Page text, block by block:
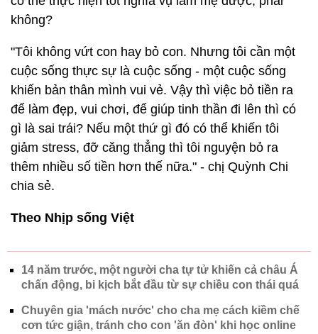
không?
"Tôi không vứt con hay bỏ con. Nhưng tôi cần một
cuộc sống thực sự là cuộc sống - một cuộc sống
khiến bản thân mình vui vẻ. Vậy thì việc bỏ tiền ra
để làm đẹp, vui chơi, để giúp tinh thần đi lên thì có
gì là sai trái? Nếu một thứ gì đó có thể khiến tôi
giảm stress, đỡ căng thẳng thì tôi nguyện bỏ ra
thêm nhiều số tiền hơn thế nữa." - chị Quỳnh Chi
chia sẻ.
Theo Nhịp sống Việt
14 năm trước, một người cha tự tử khiến cả châu Á
chấn động, bi kịch bắt đầu từ sự chiều con thái quá
Chuyên gia 'mách nước' cho cha mẹ cách kiềm chế
cơn tức giận, tránh cho con 'ăn đòn' khi học online